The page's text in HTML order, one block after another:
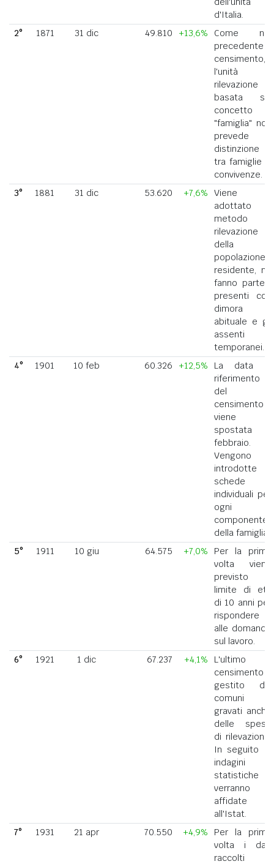
d'Italia.
2°
1871 31 dic 49.810 +13,6%
Come nel
precedente
censimento,
l'unità di
rilevazione
basata sul
concetto di
"famiglia" non
prevede la
distinzione
tra famiglie e
convivenze.
3°
1881 31 dic 53.620 +7,6%
Viene
adottato il
metodo di
rilevazione
della
popolazione
residente, ne
fanno parte i
presenti con
dimora
abituale e gli
assenti
temporanei.
4°
1901 10 feb 60.326 +12,5%
La data di
riferimento
del
censimento
viene
spostata a
febbraio.
Vengono
introdotte
schede
individuali per
ogni
componente
della famiglia.
5°
1911 10 giu 64.575 +7,0%
Per la prima
volta viene
previsto il
limite di età
di 10 anni per
rispondere
alle domande
sul lavoro.
6°
1921 1 dic 67.237 +4,1%
L'ultimo
censimento
gestito dai
comuni
gravati anche
delle spese
di rilevazione.
In seguito le
indagini
statistiche
verranno
affidate
all'Istat.
7°
1931 21 apr 70.550 +4,9%
Per la prima
volta i dati
raccolti